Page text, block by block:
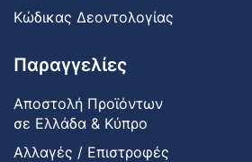
Κώδικας Δεοντολογίας
Παραγγελίες
Αποστολή Προϊόντων
σε Ελλάδα & Κύπρο
Αλλαγές / Επιστροφές